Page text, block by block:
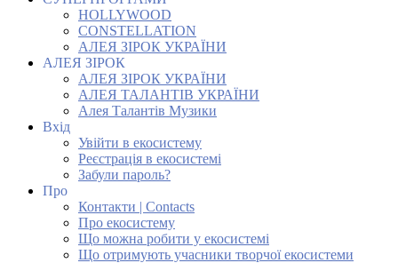
HOLLYWOOD
CONSTELLATION
АЛЕЯ ЗІРОК УКРАЇНИ
АЛЕЯ ЗІРОК
АЛЕЯ ЗІРОК УКРАЇНИ
АЛЕЯ ТАЛАНТІВ УКРАЇНИ
Алея Талантів Музики
Вхід
Увійти в екосистему
Реєстрація в екосистемі
Забули пароль?
Про
Контакти | Contacts
Про екосистему
Що можна робити у екосистемі
Що отримують учасники творчої екосистеми